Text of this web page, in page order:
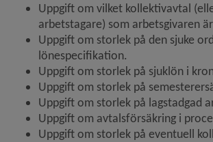
Uppgift om vilket kollektivavtal
arbetstagare) som arbetsgivaren
Uppgift om storlek på den sjuke
lönespecifikation.
Uppgift om storlek på sjuklön i
Uppgift om storlek på
Uppgift om storlek på lagstadgad
Uppgift om avtalsförsäkring i
Uppgift om storlek på eventuell